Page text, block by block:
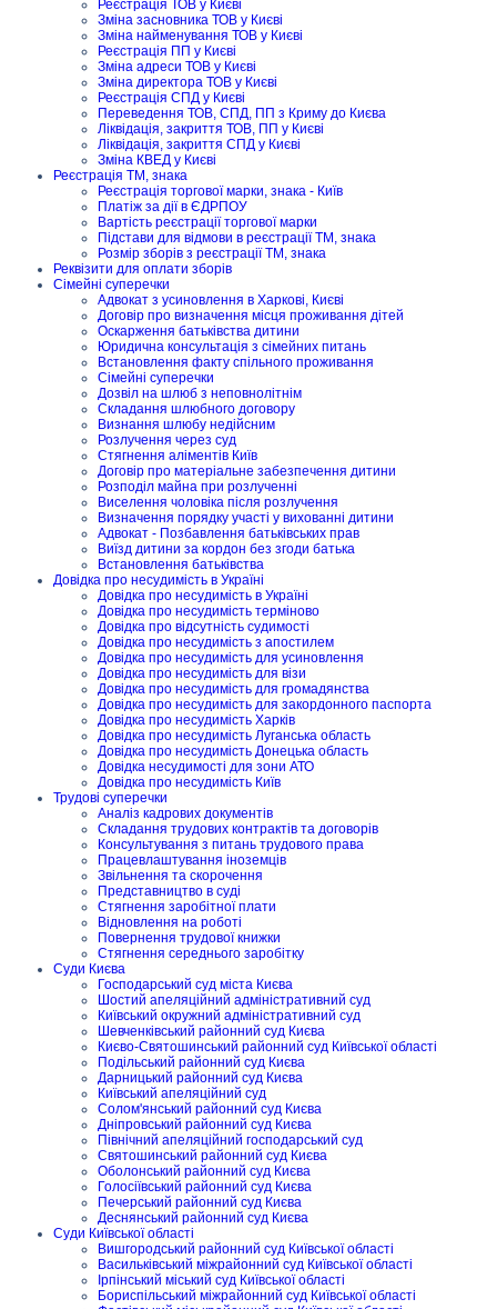
Реєстрація ТОВ у Києві
Зміна засновника ТОВ у Києві
Зміна найменування ТОВ у Києві
Реєстрація ПП у Києві
Зміна адреси ТОВ у Києві
Зміна директора ТОВ у Києві
Реєстрація СПД у Києві
Переведення ТОВ, СПД, ПП з Криму до Києва
Ліквідація, закриття ТОВ, ПП у Києві
Ліквідація, закриття СПД у Києві
Зміна КВЕД у Києві
Реєстрація ТМ, знака
Реєстрація торгової марки, знака - Київ
Платіж за дії в ЄДРПОУ
Вартість реєстрації торгової марки
Підстави для відмови в реєстрації ТМ, знака
Розмір зборів з реєстрації ТМ, знака
Реквізити для оплати зборів
Сімейні суперечки
Адвокат з усиновлення в Харкові, Києві
Договір про визначення місця проживання дітей
Оскарження батьківства дитини
Юридична консультація з сімейних питань
Встановлення факту спільного проживання
Сімейні суперечки
Дозвіл на шлюб з неповнолітнім
Складання шлюбного договору
Визнання шлюбу недійсним
Розлучення через суд
Стягнення аліментів Київ
Договір про матеріальне забезпечення дитини
Розподіл майна при розлученні
Виселення чоловіка після розлучення
Визначення порядку участі у вихованні дитини
Адвокат - Позбавлення батьківських прав
Виїзд дитини за кордон без згоди батька
Встановлення батьківства
Довідка про несудимість в Україні
Довідка про несудимість в Україні
Довідка про несудимість терміново
Довідка про відсутність судимості
Довідка про несудимість з апостилем
Довідка про несудимість для усиновлення
Довідка про несудимість для візи
Довідка про несудимість для громадянства
Довідка про несудимість для закордонного паспорта
Довідка про несудимість Харків
Довідка про несудимість Луганська область
Довідка про несудимість Донецька область
Довідка несудимості для зони АТО
Довідка про несудимість Київ
Трудові суперечки
Аналіз кадрових документів
Складання трудових контрактів та договорів
Консультування з питань трудового права
Працевлаштування іноземців
Звільнення та скорочення
Представництво в суді
Стягнення заробітної плати
Відновлення на роботі
Повернення трудової книжки
Стягнення середнього заробітку
Суди Києва
Господарський суд міста Києва
Шостий апеляційний адміністративний суд
Київський окружний адміністративний суд
Шевченківський районний суд Києва
Києво-Святошинський районний суд Київської області
Подільський районний суд Києва
Дарницький районний суд Києва
Київський апеляційний суд
Солом'янський районний суд Києва
Дніпровський районний суд Києва
Північний апеляційний господарський суд
Святошинський районний суд Києва
Оболонський районний суд Києва
Голосіївський районний суд Києва
Печерський районний суд Києва
Деснянський районний суд Києва
Суди Київської області
Вишгородський районний суд Київської області
Васильківський міжрайонний суд Київської області
Ірпінський міський суд Київської області
Бориспільський міжрайонний суд Київської області